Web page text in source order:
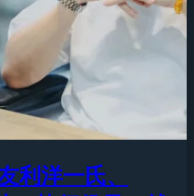
利洋一氏、